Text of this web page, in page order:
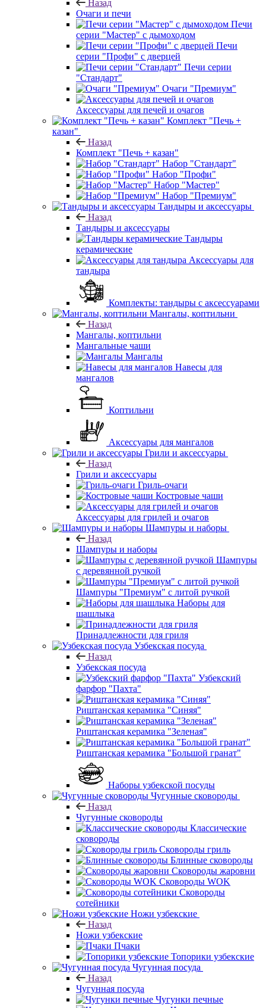
Назад
Очаги и печи
Печи
серии "Мастер" с дымоходом
Печи
серии "Профи" с дверцей
Печи серии
"Стандарт"
Очаги "Премиум"
Аксессуары для печей и очагов
Комплект "Печь +
казан"
Назад
Комплект "Печь + казан"
Набор "Стандарт"
Набор "Профи"
Набор "Мастер"
Набор "Премиум"
Тандыры и аксессуары
Назад
Тандыры и аксессуары
Тандыры
керамические
Аксессуары для
тандыра
Комплекты: тандыры с аксессуарами
Мангалы, коптильни
Назад
Мангалы, коптильни
Мангальные чаши
Мангалы
Навесы для
мангалов
Коптильни
Аксессуары для мангалов
Грили и аксессуары
Назад
Грили и аксессуары
Гриль-очаги
Костровые чаши
Аксессуары для грилей и очагов
Шампуры и наборы
Назад
Шампуры и наборы
Шампуры
с деревянной ручкой
Шампуры "Премиум" с литой ручкой
Наборы для
шашлыка
Принадлежности для гриля
Узбекская посуда
Назад
Узбекская посуда
Узбекский
фарфор "Пахта"
Риштанская керамика "Синяя"
Риштанская керамика "Зеленая"
Риштанская керамика "Большой гранат"
Наборы узбекской посуды
Чугунные сковороды
Назад
Чугунные сковороды
Классические
сковороды
Сковороды гриль
Блинные сковороды
Сковороды жаровни
Сковороды WOK
Сковороды
сотейники
Ножи узбекские
Назад
Ножи узбекские
Пчаки
Топорики узбекские
Чугунная посуда
Назад
Чугунная посуда
Чугунки печные